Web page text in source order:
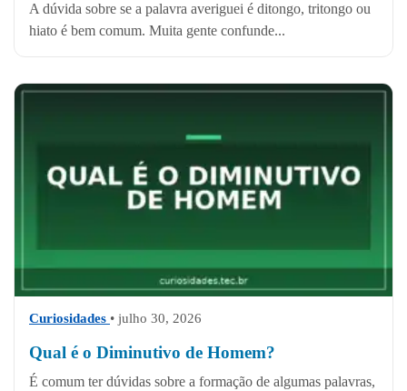
A dúvida sobre se a palavra averiguei é ditongo, tritongo ou
hiato é bem comum. Muita gente confunde...
Curiosidades • julho 30, 2026
Qual é o Diminutivo de Homem?
É comum ter dúvidas sobre a formação de algumas palavras,